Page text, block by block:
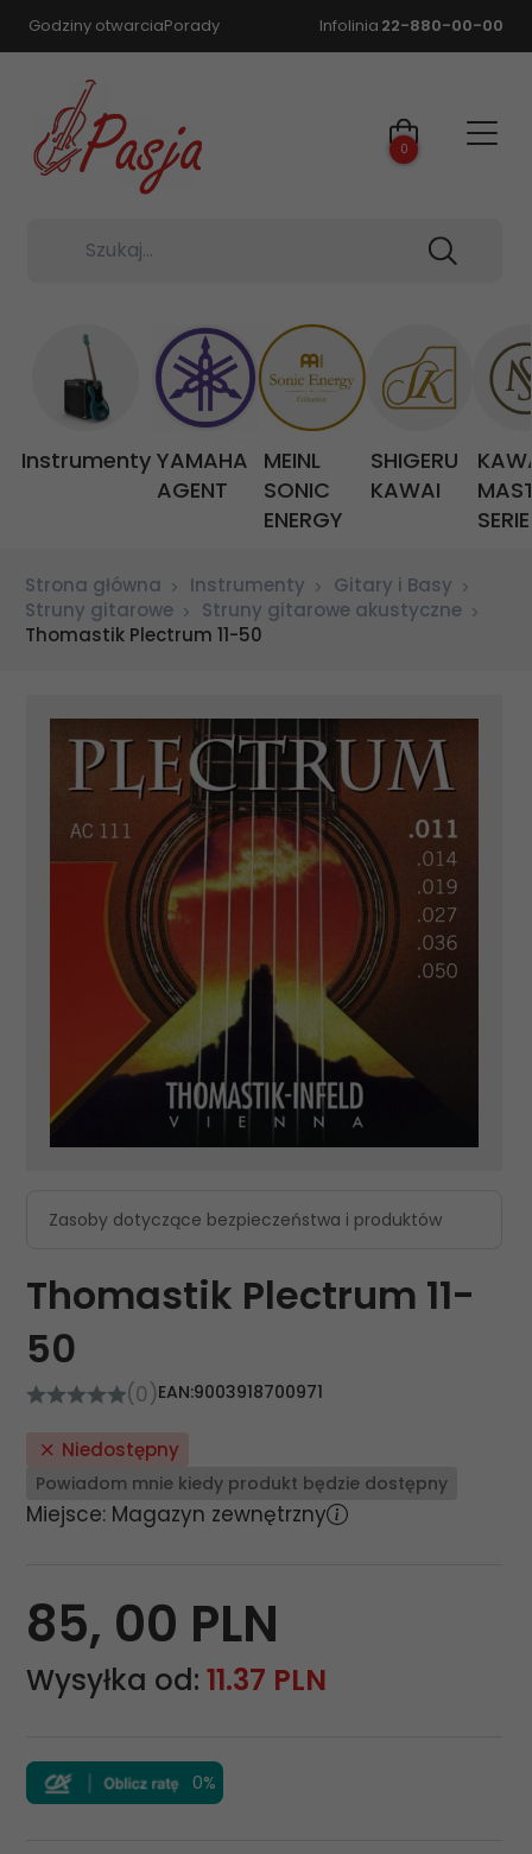
Godziny otwarciaPorady Infolinia 22-880-00-00
Szukaj...
0
Instrumenty YAMAHA
AGENT
MEINL
SONIC
ENERGY
SHIGERU
KAWAI
Strona główna Instrumenty
Gitary i Basy
Struny gitarowe
Struny gitarowe akustyczne
Thomastik Plectrum 11-50
Zasoby dotyczące bezpieczeństwa i produktów
Thomastik Plectrum 11-
50
(0)EAN:9003918700971
Niedostępny
Powiadom mnie kiedy produkt będzie dostępny
Miejsce: Magazyn zewnętrzny
85, 00 PLN
Wysyłka od: 11.37 PLN
0%